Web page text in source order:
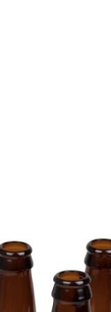
master.
stok,